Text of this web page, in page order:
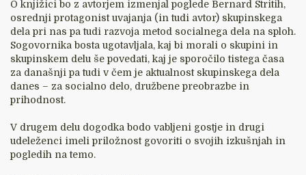
O knjižici bo z avtorjem izmenjal poglede Bernard Stritih,
osrednji protagonist uvajanja (in tudi avtor) skupinskega
dela pri nas pa tudi razvoja metod socialnega dela na sploh.
Sogovornika bosta ugotavljala, kaj bi morali o skupini in
skupinskem delu še povedati, kaj je sporočilo tistega časa
za današnji pa tudi v čem je aktualnost skupinskega dela
danes – za socialno delo, družbene preobrazbe in
prihodnost.
V drugem delu dogodka bodo vabljeni gostje in drugi
udeleženci imeli priložnost govoriti o svojih izkušnjah in
pogledih na temo.